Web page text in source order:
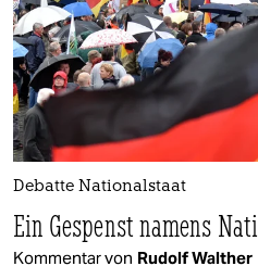
Debatte Nationalstaat
Ein Gespenst namens
Kommentar von Rudolf Walther